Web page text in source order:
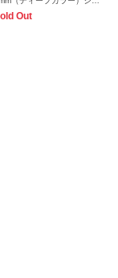
ルブレスレット
Out